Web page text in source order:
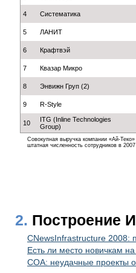
4 Систематика
5 ЛАНИТ
6 Крафтвэй
7 Квазар Микро
8 Энвижн Груп (2)
9 R-Style
10
ITG (Inline Technologies
Group)
Совокупная выручка компании «Ай-
штатная численность сотрудников в
2. Построение
CNewsInfrastructure 2008:
Есть ли место новичкам
СОА: неудачные проекты